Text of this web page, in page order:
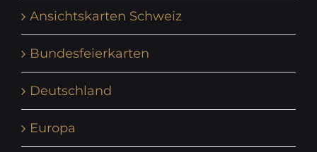
Ansichtskarten Schweiz
Bundesfeierkarten
Deutschland
Europa